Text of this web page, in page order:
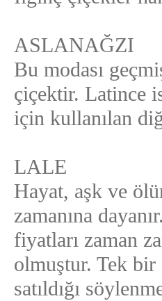
ASLANAĞZI
Bu modası
çiçektir. Latince
için kullanılan
LALE
Hayat, aşk ve
zamanına
fiyatları zaman
olmuştur. Tek bir
satıldığı